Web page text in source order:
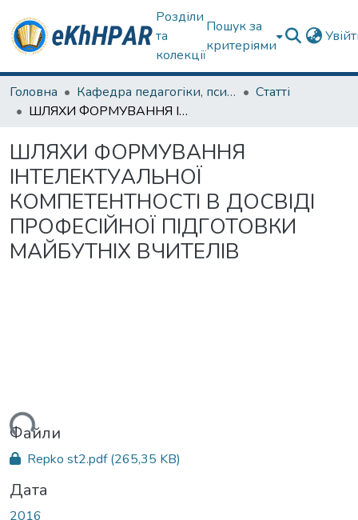
Розділи
та
колекції
Пошук за
критеріями
Головна Кафедра педагогіки, психології, початкової освіти та освітнього менеджменту
Статті
ШЛЯХИ ФОРМУВАННЯ ІНТЕЛЕКТУАЛЬНОЇ КОМПЕТЕНТНОСТІ В ДОСВІДІ ПРОФЕСІЙНОЇ ПІДГОТОВКИ МАЙБУТНІХ ВЧИТЕЛІВ
ШЛЯХИ ФОРМУВАННЯ
ІНТЕЛЕКТУАЛЬНОЇ
КОМПЕТЕНТНОСТІ В ДОСВІДІ
ПРОФЕСІЙНОЇ ПІДГОТОВКИ
МАЙБУТНІХ ВЧИТЕЛІВ
Файли
Repko st2.pdf(265,35 KB)
Дата
2016